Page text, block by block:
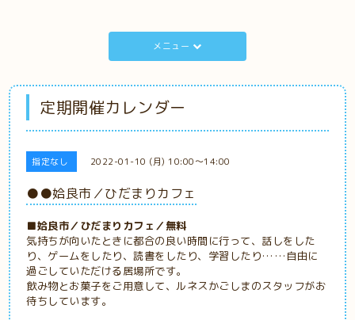
メニュー
定期開催カレンダー
指定なし 2022-01-10 (月) 10:00～14:00
●●姶良市／ひだまりカフェ
■姶良市／ひだまりカフェ／無料
気持ちが向いたときに都合の良い時間に行って、話しをした
り、ゲームをしたり、読書をしたり、学習したり……自由に
過ごしていただける居場所です。
飲み物とお菓子をご用意して、ルネスかごしまのスタッフがお
待ちしています。